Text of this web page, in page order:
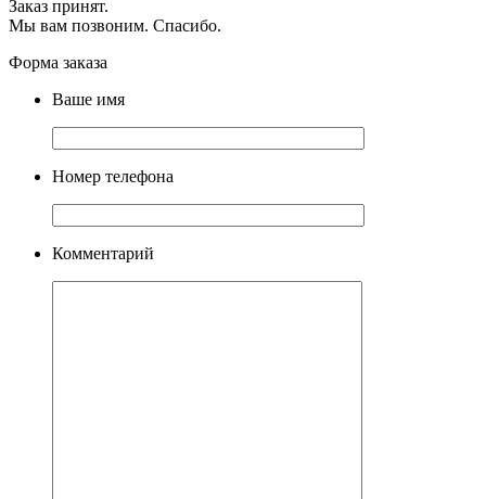
Заказ принят.
Мы вам позвоним. Спасибо.
Форма заказа
Ваше имя
Номер телефона
Комментарий